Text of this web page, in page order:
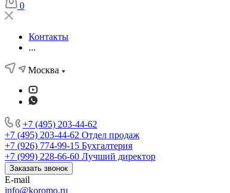
0
Контакты
...
Москва
+7 (495) 203-44-62
+7 (495) 203-44-62 Отдел продаж
+7 (926) 774-99-15 Бухгалтерия
+7 (999) 228-66-60 Лучший директор
Заказать звонок
E-mail
info@koromo.ru